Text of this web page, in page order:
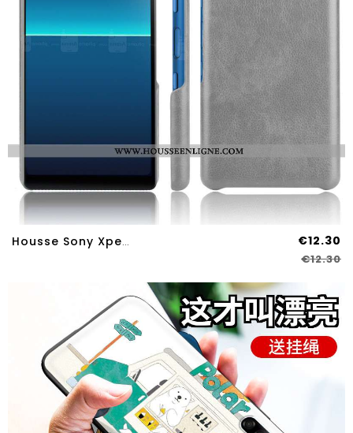
Housse Sony Xperia L4 Protection Délavé En Daim Étui Incassable Gris Difficile Coque €12.30
€12.30